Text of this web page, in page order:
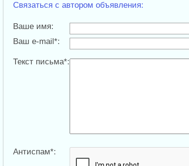
Связаться с автором объявления:
Ваше имя:
Ваш e-mail*:
Текст письма*:
Антиспам*: